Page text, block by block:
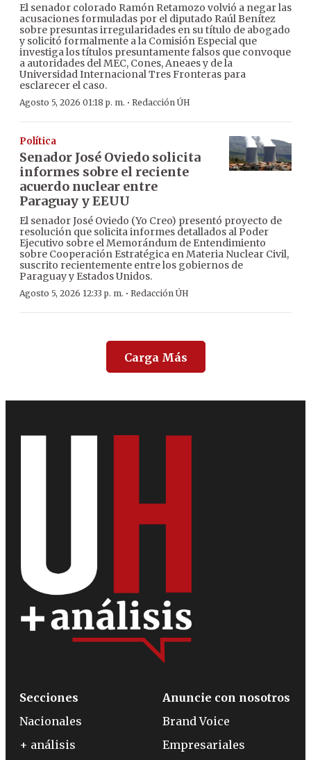
El senador colorado Ramón Retamozo volvió a negar las
acusaciones formuladas por el diputado Raúl Benítez
sobre presuntas irregularidades en su título de abogado
y solicitó formalmente a la Comisión Especial que
investiga los títulos presuntamente falsos que convoque
a autoridades del MEC, Cones, Aneaes y de la
Universidad Internacional Tres Fronteras para
esclarecer el caso.
Agosto 5, 2026 01:18 p. m. · Redacción ÚH
Política
Senador José Oviedo solicita
informes sobre el reciente
acuerdo nuclear entre
Paraguay y EEUU
El senador José Oviedo (Yo Creo) presentó proyecto de
resolución que solicita informes detallados al Poder
Ejecutivo sobre el Memorándum de Entendimiento
sobre Cooperación Estratégica en Materia Nuclear Civil,
suscrito recientemente entre los gobiernos de
Paraguay y Estados Unidos.
Agosto 5, 2026 12:33 p. m. · Redacción ÚH
Carga Más
Secciones
Nacionales
+ análisis
Anuncie con nosotros
Brand Voice
Empresariales